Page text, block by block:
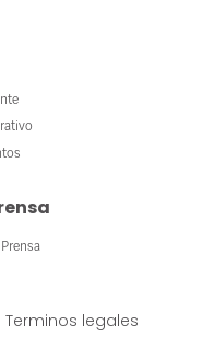
Terminos legales